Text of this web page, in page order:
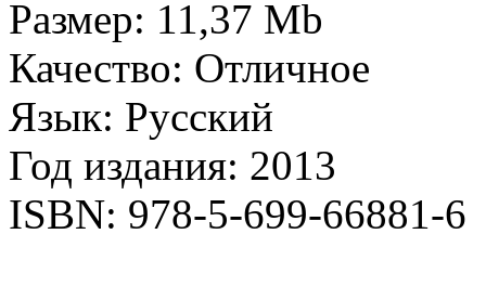
Размер: 11,37 Mb
Качество: Отличное
Язык: Русский
Год издания: 2013
ISBN: 978-5-699-66881-6